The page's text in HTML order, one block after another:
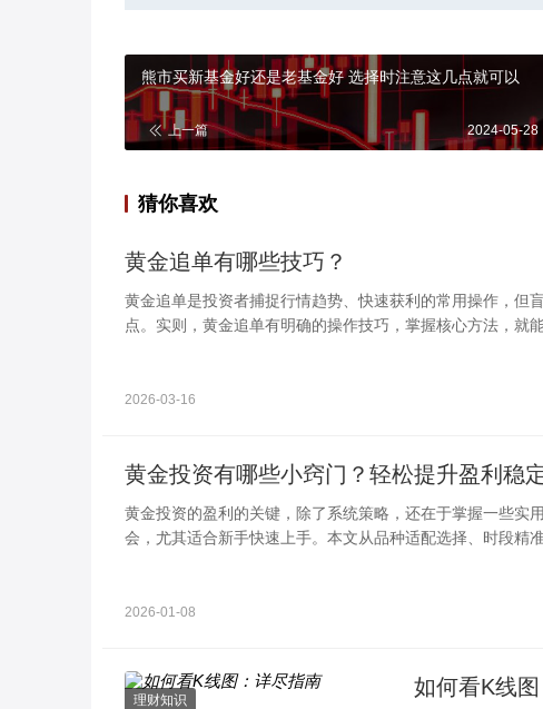
熊市买新基金好还是老基金好 选择时注意这几点就可以
上一篇 2024-05-28
猜你喜欢
黄金追单有哪些技巧？
黄金追单是投资者捕捉行情趋势、快速获利的常用操作，但
点。实则，黄金追单有明确的操作技巧，掌握核心方法，就
2026-03-16
黄金投资有哪些小窍门？轻松提升盈利稳
黄金投资的盈利的关键，除了系统策略，还在于掌握一些实
会，尤其适合新手快速上手。本文从品种适配选择、时段精
2026-01-08
理财知识
如何看K线